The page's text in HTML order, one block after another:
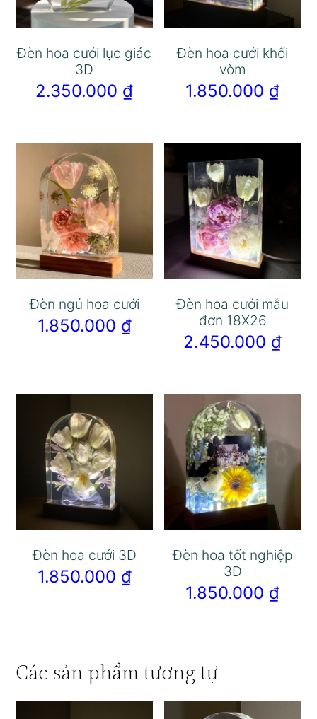
Đèn hoa cưới lục giác
3D
2.350.000 ₫
Đèn hoa cưới khối
vòm
1.850.000 ₫
Đèn ngủ hoa cưới
1.850.000 ₫
Đèn hoa cưới mẫu
đơn 18X26
2.450.000 ₫
Đèn hoa cưới 3D
1.850.000 ₫
Đèn hoa tốt nghiệp
3D
1.850.000 ₫
Các sản phẩm tương tự